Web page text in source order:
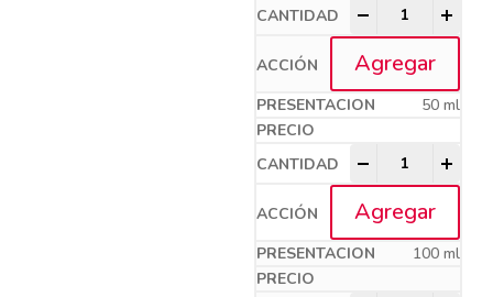
-
Agregar
50 ml
-
Agregar
100 ml